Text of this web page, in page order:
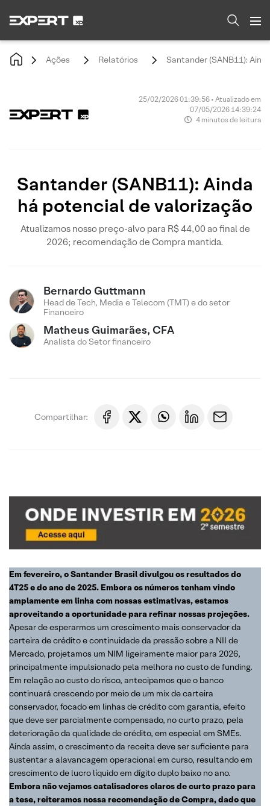
Ações Relatórios Santander (SANB11):
25/02/2026 01:39:56 • Atualizado em
07/05/2026 14:39:24
4 minutos de leitura
Santander (SANB11): Ainda
há potencial de valorização
Atualizamos nosso preço-alvo para R$ 44,00 ao final de
2026; recomendação de Compra mantida.
Bernardo Guttmann
Head de Tech, Media e Telecom (TMT) e do setor
Financeiro
Matheus Guimarães, CFA
Analista do Setor financeiro
Compartilhar:
Em fevereiro, o Santander Brasil divulgou os resultados do
4T25 e do ano de 2025. Embora os números tenham vindo
amplamente em linha com nossas estimativas, estamos
aproveitando a oportunidade para refinar nossas projeções.
Apesar de esperarmos um crescimento mais conservador da
carteira de crédito e continuidade da pressão sobre a NII de
Mercado, projetamos um NIM ligeiramente maior para 2026,
principalmente impulsionado pela melhora no custo de funding.
Em relação ao custo do risco, antecipamos que o banco
continuará crescendo por meio de um mix de carteira
conservador, focado em linhas de crédito com garantia, efeito
que deve ser parcialmente compensado, no curto prazo, pela
deterioração da qualidade de crédito, em especial em SMEs.
Ainda assim, o crescimento da receita deve ser suficiente para
sustentar a alavancagem operacional em curso, resultando em
crescimento de lucro líquido em dígito duplo baixo no ano.
Embora não vejamos catalisadores claros de curto prazo para
a tese, reiteramos nossa recomendação de Compra, dado que